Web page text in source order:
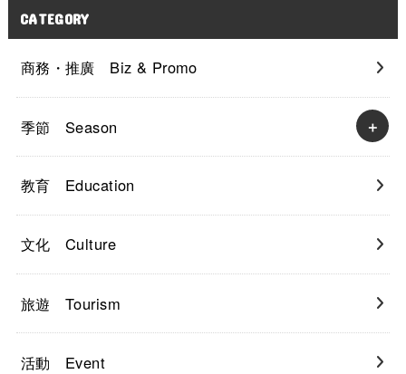
CATEGORY
商務・推廣 Biz & Promo
季節 Season
教育 Education
文化 Culture
旅遊 Tourism
活動 Event